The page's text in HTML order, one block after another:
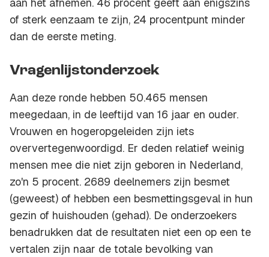
aan het afnemen. 46 procent geeft aan enigszins
of sterk eenzaam te zijn, 24 procentpunt minder
dan de eerste meting.
Vragenlijstonderzoek
Aan deze ronde hebben 50.465 mensen
meegedaan, in de leeftijd van 16 jaar en ouder.
Vrouwen en hogeropgeleiden zijn iets
oververtegenwoordigd. Er deden relatief weinig
mensen mee die niet zijn geboren in Nederland,
zo'n 5 procent. 2689 deelnemers zijn besmet
(geweest) of hebben een besmettingsgeval in hun
gezin of huishouden (gehad). De onderzoekers
benadrukken dat de resultaten niet een op een te
vertalen zijn naar de totale bevolking van